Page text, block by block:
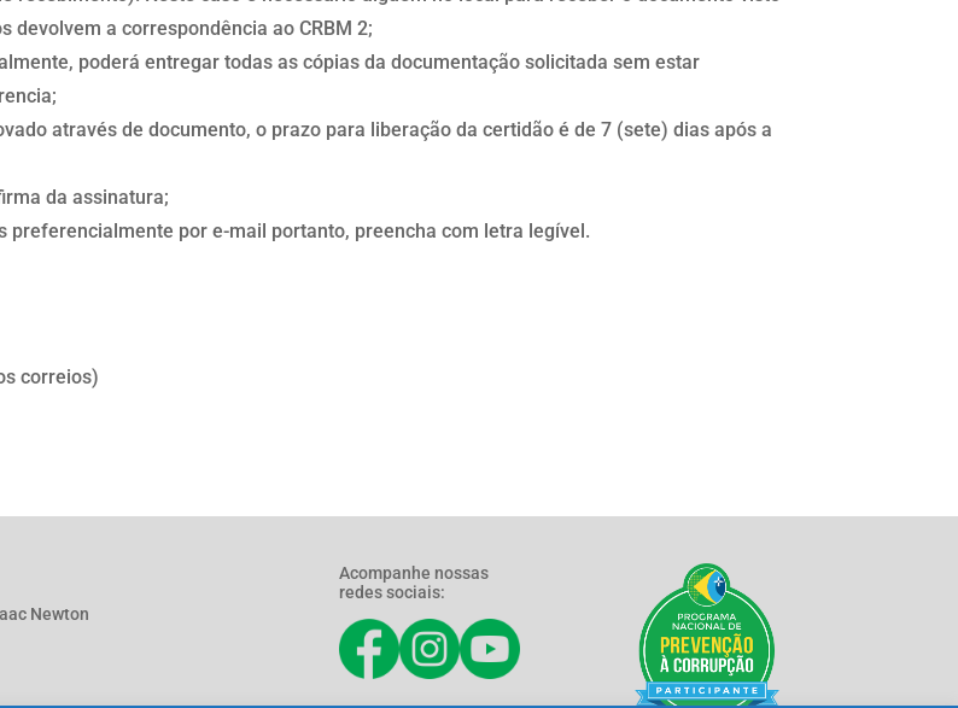
devolvem a correspondência ao CRBM 2;
poderá entregar todas as cópias da documentação solicitada sem estar
através de documento, o prazo para liberação da certidão é de 7 (sete) dias após a
da assinatura;
preferencialmente por e-mail portanto, preencha com letra legível.
correios)
Newton
Acompanhe nossas
redes sociais: